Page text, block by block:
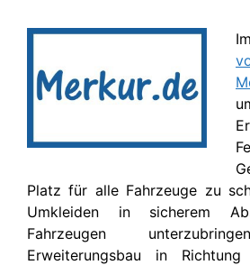
Platz für alle Fahrzeuge zu
Umkleiden in sicherem
Fahrzeugen
Erweiterungsbau in